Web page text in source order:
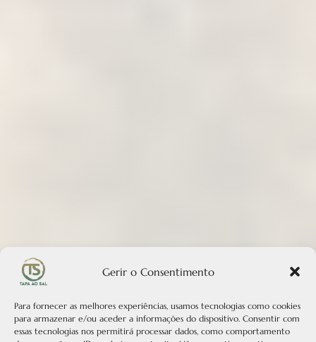
Gerir o Consentimento
Para fornecer as melhores experiências, usamos tecnologias como cookies
para armazenar e/ou aceder a informações do dispositivo. Consentir com
essas tecnologias nos permitirá processar dados, como comportamento
Explorar + ×